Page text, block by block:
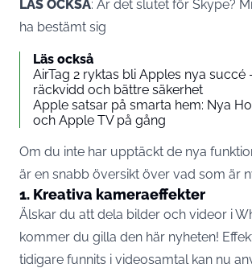
LÄS OCKSÅ: Är det slutet för Skype?
ha bestämt sig
Läs också
AirTag 2 ryktas bli Apples nya succé
räckvidd och bättre säkerhet
Apple satsar på smarta hem: Nya
och Apple TV på gång
Om du inte har upptäckt de nya
är en snabb översikt över vad som är
1. Kreativa kameraeffekter
Älskar du att dela bilder och videor i
kommer du gilla den här nyheten!
tidigare funnits i videosamtal kan nu